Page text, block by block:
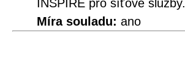
INSPIRE pro síťové služby.
Míra souladu: ano